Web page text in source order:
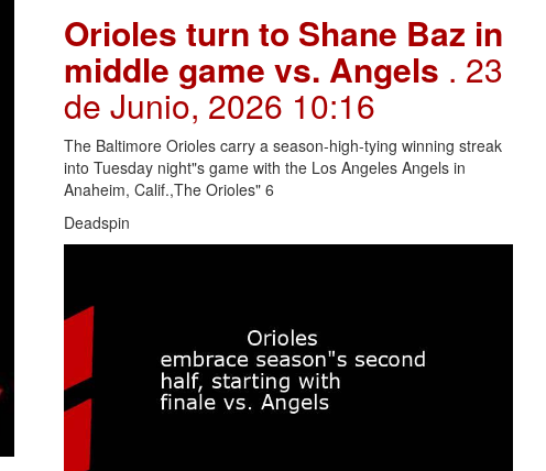
Orioles turn to Shane Baz in
middle game vs. Angels . 23
de Junio, 2026 10:16
The Baltimore Orioles carry a season-high-tying winning streak
into Tuesday night"s game with the Los Angeles Angels in
Anaheim, Calif.,The Orioles" 6
Deadspin